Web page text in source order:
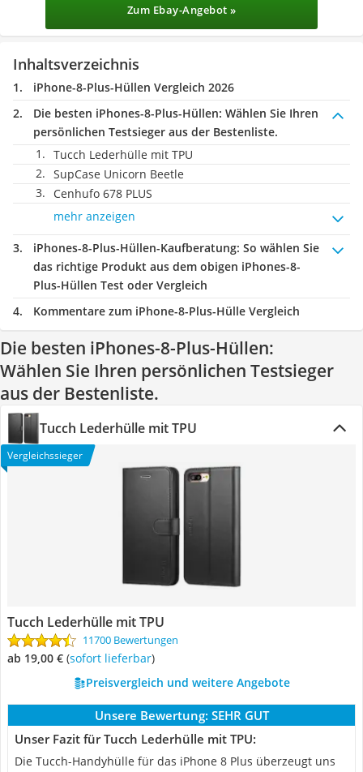
Zum Ebay-Angebot »
Inhaltsverzeichnis
iPhone-8-Plus-Hüllen Vergleich 2026
Die besten iPhones-8-Plus-Hüllen: Wählen Sie Ihren
persönlichen Testsieger aus der Bestenliste.
Tucch Lederhülle mit TPU
SupCase Unicorn Beetle
Cenhufo 678 PLUS
mehr anzeigen
iPhones-8-Plus-Hüllen-Kaufberatung: So wählen Sie
das richtige Produkt aus dem obigen iPhones-8-
Plus-Hüllen Test oder Vergleich
Kommentare zum iPhone-8-Plus-Hülle Vergleich
Die besten iPhones-8-Plus-Hüllen:
Wählen Sie Ihren persönlichen Testsieger
aus der Bestenliste.
Tucch Lederhülle mit TPU
Vergleichssieger
Tucch Lederhülle mit TPU
11700 Bewertungen
ab 19,00 € ( Sofort lieferbar)
Preisvergleich und weitere Angebote
Unsere Bewertung: SEHR GUT
Unser Fazit für Tucch Lederhülle mit TPU:
Die Tucch-Handyhülle für das iPhone 8 Plus überzeugt uns